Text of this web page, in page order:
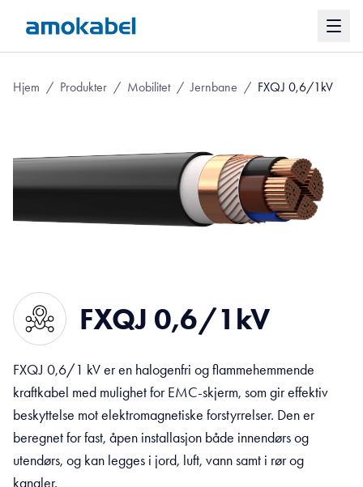
Hjem / Produkter / Mobilitet / Jernbane / FXQJ 0,6/1kV
FXQJ 0,6/1kV
FXQJ 0,6/1 kV er en halogenfri og flammehemmende
kraftkabel med mulighet for EMC-skjerm, som gir effektiv
beskyttelse mot elektromagnetiske forstyrrelser. Den er
beregnet for fast, åpen installasjon både innendørs og
utendørs, og kan legges i jord, luft, vann samt i rør og
kanaler.